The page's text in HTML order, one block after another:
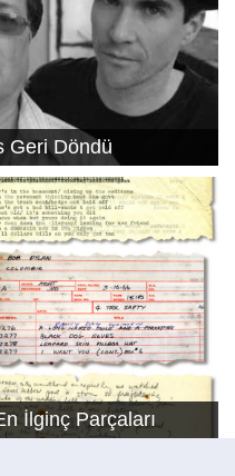
Geri Döndü
İlginç Parçaları